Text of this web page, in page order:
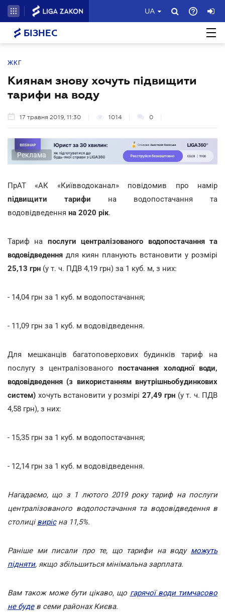
UA
БІЗНЕС
ЖКГ
Киянам знову хочуть підвищити
тарифи на воду
17 травня 2019, 11:30 1014 0
Реклама
ПрАТ «АК «Київводоканал» повідомив про намір
підвищити тарифи на водопостачання та
водовідведення на 2020 рік.
Тариф на послуги централізованого водопостачання та
водовідведення для киян планують встановити у розмірі
25,13 грн (у т. ч. ПДВ 4,19 грн) за 1 куб. м, з них:
- 14,04 грн за 1 куб. м водопостачання;
- 11,09 грн за 1 куб. м водовідведення.
Для мешканців багатоповерхових будинків тариф на
послугу з централізованогопостачання холодної води,
водовідведення (з використанням внутрішньобудинкових
систем) хочуть встановити у розмірі 27,49 грн (у т. ч. ПДВ
4,58 грн), з них:
- 15,35 грн за 1 куб. м водопостачання;
- 12,14 грн за 1 куб. м водовідведення.
Нагадаємо, що з 1 лютого 2019 року тариф на послуги
централізованого водопостачання та водовідведення в
столиці вирісна 11,5%.
Раніше ми писали про те, що тарифи на воду можуть
підняти, якщо збільшиться мінімальна зарплата.
Вам також може бути цікаво, що гарячої води тимчасово
не будев семи районах Києва.